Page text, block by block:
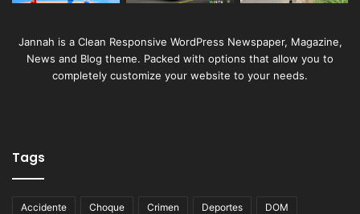
Jannah is a Clean Responsive WordPress Newspaper, Magazine,
News and Blog theme. Packed with options that allow you to
completely customize your website to your needs.
Tags
Accidente Choque Crimen Deportes DOM